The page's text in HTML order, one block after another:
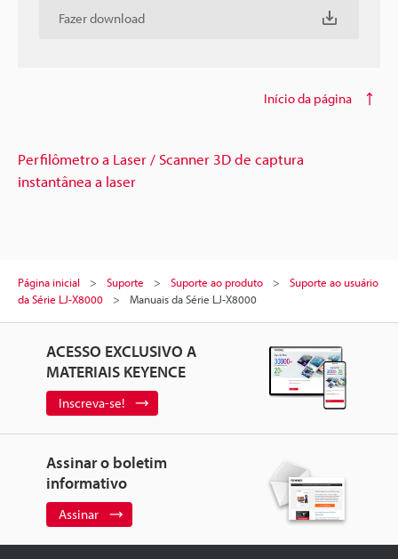
Fazer download
Início da página
Perfilômetro a Laser / Scanner 3D de captura
instantânea a laser
Página inicial Suporte Suporte ao produto
Suporte ao usuário
da Série LJ-X8000
Manuais da Série LJ-X8000
ACESSO EXCLUSIVO A
MATERIAIS KEYENCE
Inscreva-se!
Assinar o boletim
informativo
Assinar